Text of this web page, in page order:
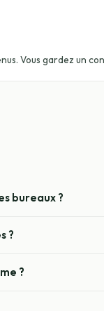
Vous gardez un
bureaux ?
?
?